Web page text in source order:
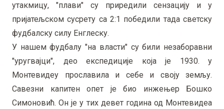
утакмицу, "плави" су приредили сензацију и у
пријатељском сусрету са 2:1 победили тада светску
фудбалску силу Енглеску.
У нашем фудбалу "на власти" су били незаборавни
"уругвајци", део експедиције која је 1930. у
Монтевидеу прославила и себе и своју земљу.
Савезни капитен опет је био инжењер Бошко
Симоновић. Он је у тих девет година од Монтевидеа